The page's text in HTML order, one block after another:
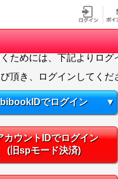
ためには、下記よりログ
頂き、ログインしてくだ
でログイン ▼
カウントIDでログイン
(旧spモード決済)